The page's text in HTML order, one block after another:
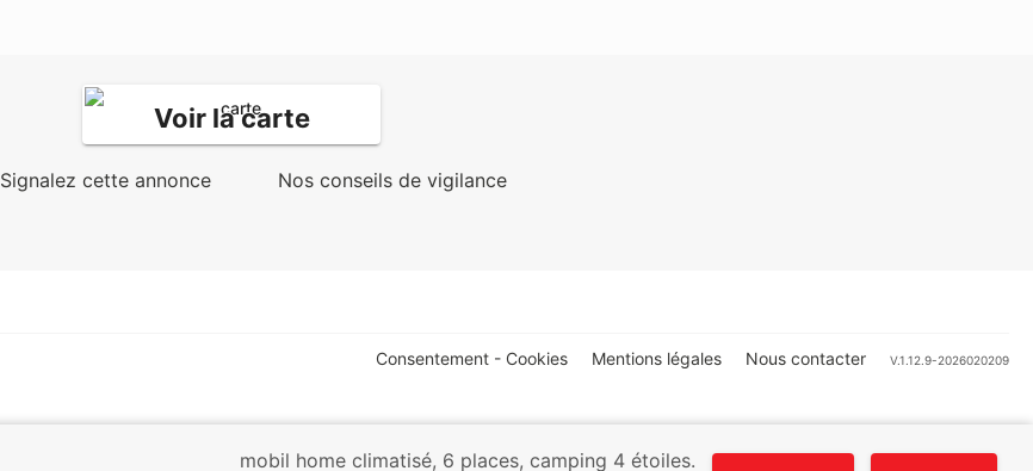
Voir la carte
Signalez cette annonce Nos conseils de vigilance
mobil home climatisé, 6 places, camping 4 étoiles.
Consentement - Cookies Mentions légales Nous contacter V.1.12.9-2026020209